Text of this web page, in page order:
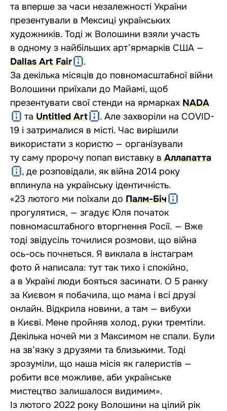
та вперше за часи незалежності України
презентували в Мексиці українських
художників. Тоді ж Волошини взяли участь
в одному з найбільших арт’ярмарків США —
Dallas Art Fair
.
За декілька місяців до повномасштабної війни
Волошини приїхали до Майамі, щоб
презентувати свої стенди на ярмарках NADA
та Untitled Art
. Але захворіли на COVID-
19 і затрималися в місті. Час вирішили
використати з користю — організували
ту саму пророчу попап виставку в Аллапатта
, де розповідали, як війна 2014 року
вплинула на українську ідентичність.
«23 лютого ми поїхали до Палм-Біч
прогулятися, — згадує Юля початок
повномасштабного вторгнення Росії. — Вже
тоді звідусіль точилися розмови, що війна
ось-ось почнеться. Я виклала в інстаграм
фото й написала: тут так тихо і спокійно,
а в Україні люди бояться засинати. О 5 ранку
за Києвом я побачила, що мама і всі друзі
онлайн. Відкрила новини, а там — вибухи
в Києві. Мене пройняв холод, руки тремтіли.
Декілька ночей ми з Максимом не спали. Були
на зв’язку з друзями та близькими. Тоді
зрозуміли, що наша місія як галеристів —
робити все можливе, аби українське
мистецтво залишалося видимим».
Із лютого 2022 року Волошини на цілий рік